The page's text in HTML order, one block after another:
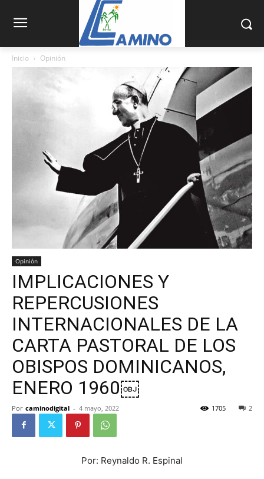
Inicio Opinión
Opinión
IMPLICACIONES Y
REPERCUSIONES
INTERNACIONALES DE LA
CARTA PASTORAL DE LOS
OBISPOS DOMINICANOS,
ENERO 1960￼
Por caminodigital - 4 mayo, 2022 2
1705
Por: Reynaldo R. Espinal